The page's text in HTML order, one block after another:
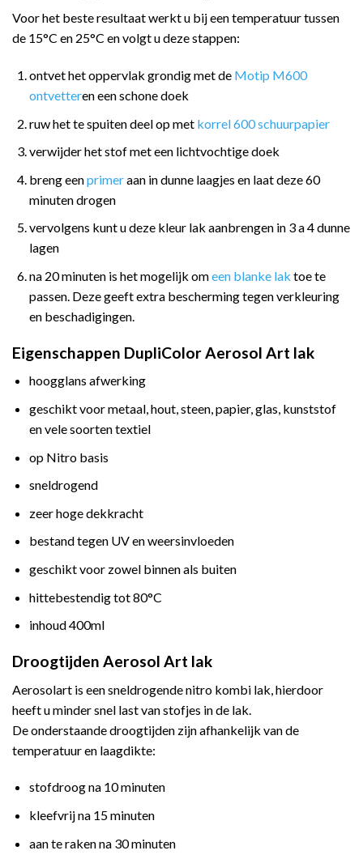
Voor het beste resultaat werkt u bij een temperatuur tussen
de 15°C en 25°C en volgt u deze stappen:
ontvet het oppervlak grondig met de Motip M600
ontvetteren een schone doek
ruw het te spuiten deel op met korrel 600 schuurpapier
verwijder het stof met een lichtvochtige doek
breng eenprimeraan in dunne laagjes en laat deze 60
minuten drogen
vervolgens kunt u deze kleur lak aanbrengen in 3 a 4 dunne
lagen
na 20 minuten is het mogelijk omeen blanke lak toe te
passen. Deze geeft extra bescherming tegen verkleuring
en beschadigingen.
Eigenschappen DupliColor Aerosol Art lak
hoogglans afwerking
geschikt voor metaal, hout, steen, papier, glas, kunststof
en vele soorten textiel
op Nitro basis
sneldrogend
zeer hoge dekkracht
bestand tegen UV en weersinvloeden
geschikt voor zowel binnen als buiten
hittebestendig tot 80°C
inhoud 400ml
Droogtijden Aerosol Art lak
Aerosolart is een sneldrogende nitro kombi lak, hierdoor
heeft u minder snel last van stofjes in de lak.
De onderstaande droogtijden zijn afhankelijk van de
temperatuur en laagdikte:
stofdroog na 10 minuten
kleefvrij na 15 minuten
aan te raken na 30 minuten